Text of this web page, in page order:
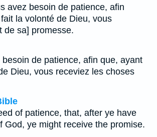
avez besoin de patience, afin
la volonté de Dieu, vous
de sa] promesse.
de patience, afin que, ayant
Dieu, vous receviez les choses
of patience, that, after ye have
God, ye might receive the promise.